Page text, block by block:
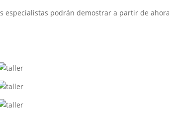
especialistas podrán demostrar a partir de